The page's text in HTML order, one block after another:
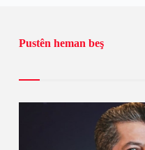
Pustên heman beş